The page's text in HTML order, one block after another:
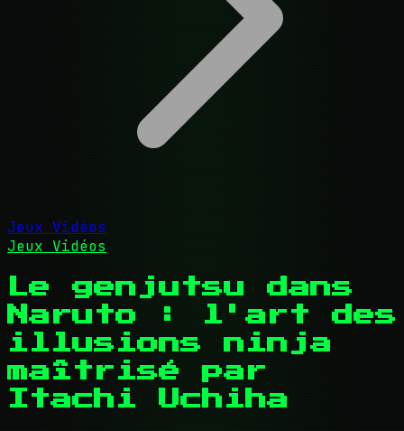
Jeux Vidéos
Jeux Vidéos
Le genjutsu dans
Naruto : l'art des
illusions ninja
maîtrisé par
Itachi Uchiha